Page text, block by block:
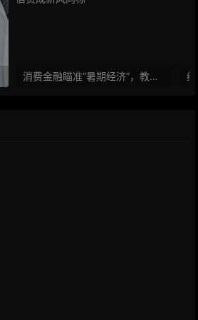
消费金融瞄准“暑期经济”，教育信贷成新风向标